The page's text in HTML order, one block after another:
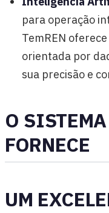
para operação
TemREN
orientada por
sua precisão e
O
FORNECE
UM